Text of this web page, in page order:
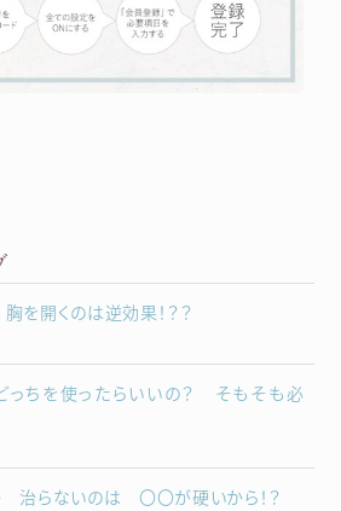
を開くのは逆効果！？？
っちを使ったらいいの？ そもそも必
治らないのは 〇〇が硬いから！？